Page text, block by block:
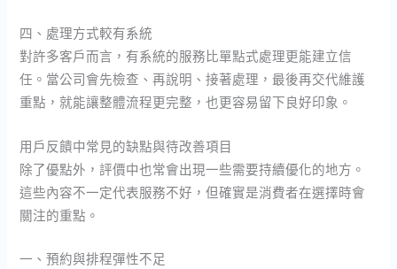
四、處理方式較有系統
對許多客戶而言，有系統的服務比單點式處理更能建立信
任。當公司會先檢查、再說明、接著處理，最後再交代維護
重點，就能讓整體流程更完整，也更容易留下良好印象。
用戶反饋中常見的缺點與待改善項目
除了優點外，評價中也常會出現一些需要持續優化的地方。
這些內容不一定代表服務不好，但確實是消費者在選擇時會
關注的重點。
一、預約與排程彈性不足